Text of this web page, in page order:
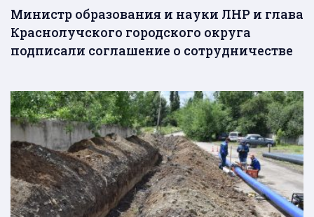
Министр образования и науки ЛНР и глава
Краснолучского городского округа
подписали соглашение о сотрудничестве